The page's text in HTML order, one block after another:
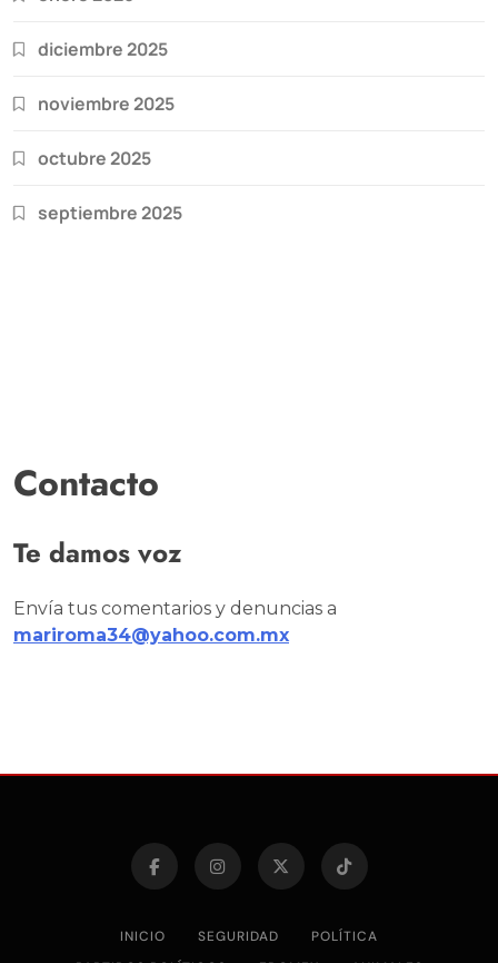
diciembre 2025
noviembre 2025
octubre 2025
septiembre 2025
Contacto
Te damos voz
Envía tus comentarios y denuncias a
mariroma34@yahoo.com.mx
INICIO SEGURIDAD
POLÍTICA